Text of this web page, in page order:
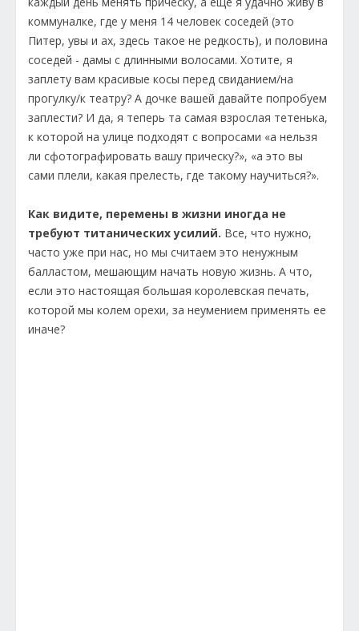
коммуналке, где у меня 14 человек соседей (это
Питер, увы и ах, здесь такое не редкость), и половина
соседей - дамы с длинными волосами. Хотите, я
заплету вам красивые косы перед свиданием/на
прогулку/к театру? А дочке вашей давайте попробуем
заплести? И да, я теперь та самая взрослая тетенька,
к которой на улице подходят с вопросами «а нельзя
ли сфотографировать вашу прическу?», «а это вы
сами плели, какая прелесть, где такому научиться?».
Как видите, перемены в жизни иногда не
требуют титанических усилий. Все, что нужно,
часто уже при нас, но мы считаем это ненужным
балластом, мешающим начать новую жизнь. А что,
если это настоящая большая королевская печать,
которой мы колем орехи, за неумением применять ее
иначе?